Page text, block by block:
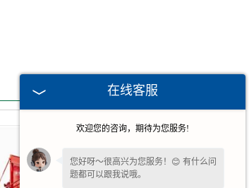
在线客服
欢迎您的咨询，期待为您服务!
您好呀～很高兴为您服务！😊 有什么问
题都可以跟我说哦。